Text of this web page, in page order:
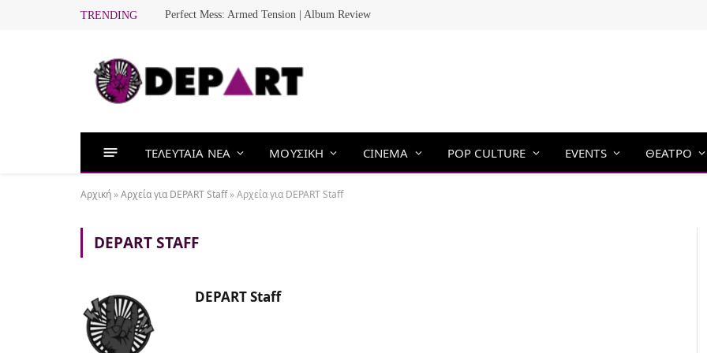
TRENDING Perfect Mess: Armed Tension | Album Review
ΤΕΛΕΥΤΑΙΑ ΝΕΑ ΜΟΥΣΙΚΗ CINEMA POP CULTURE EVENTS ΘΕΑΤΡΟ
Αρχική »Αρχεία για DEPART Staff»Αρχεία για DEPART Staff
DEPART STAFF
DEPART Staff